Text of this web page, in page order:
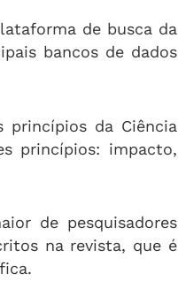
de busca da
bancos de dados
princípios da Ciência
princípios: impacto,
de pesquisadores
na revista, que é